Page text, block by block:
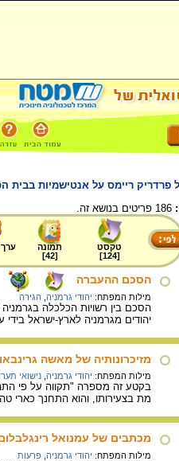
פרדריק ריימס על אנטישמיות בבית
טקסט
[
124
]
תמונה
[
42
]
ערך
הסכם ההעברה
מילות המפתח: יהודי גרמניה הגירה
יהודים מגרמניה לארץ-ישראל
מזיכרונותיה של מאשה
מילות המפתח: יהודי גרמניה נישואי
בקטע זה מספרה "תקווה על פי
מת בצעירותו, והוא התחנך כארי
מכתבים של עמנואל רינגלבלום
מילות המפתח: יהודי גרמניה פרעות